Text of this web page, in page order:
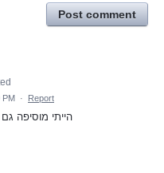
Post comment
PM · Report
הייתי מוסיפה